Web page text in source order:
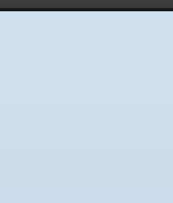
ar rs